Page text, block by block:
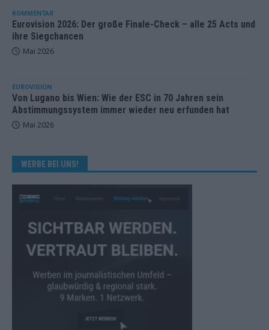
KOMMENTAR
Eurovision 2026: Der große Finale-Check – alle 25 Acts und
ihre Siegchancen
Mai 2026
EUROVISION
Von Lugano bis Wien: Wie der ESC in 70 Jahren sein
Abstimmungssystem immer wieder neu erfunden hat
Mai 2026
WERBE BEI UNS!